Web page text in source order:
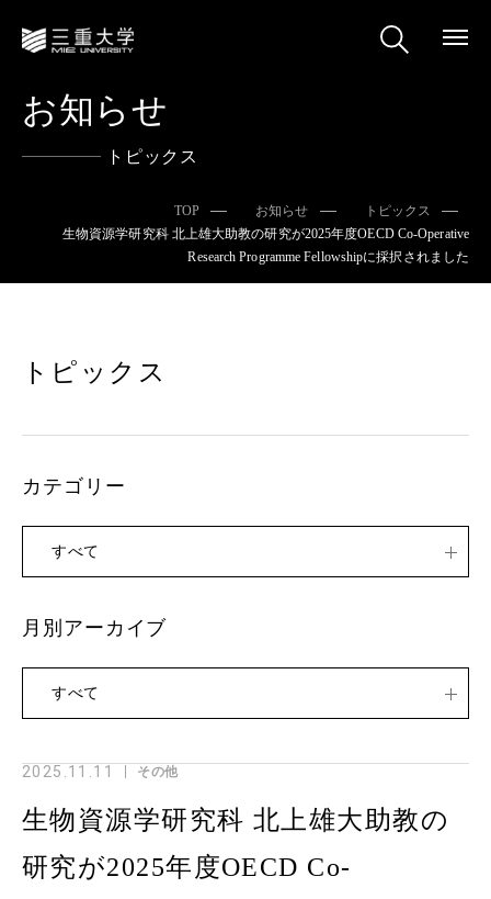
お知らせ
トピックス
TOP お知らせ
トピックス
生物資源学研究科 北上雄大助教の研究が2025年度OECD Co-Operative
Research Programme Fellowshipに採択されました
2025.11.11 その他
生物資源学研究科 北上雄大助教の
研究が2025年度OECD Co-
トピックス
カテゴリー
すべて
月別アーカイブ
すべて